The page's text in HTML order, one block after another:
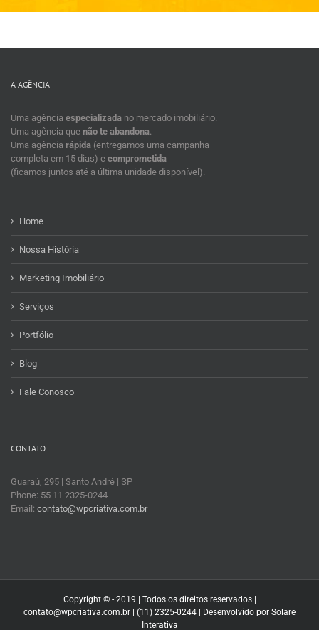
A AGÊNCIA
Uma agência especializada no mercado imobiliário.
Uma agência que não te abandona.
Uma agência rápida (entregamos uma campanha
completa em 15 dias) e comprometida
(ficamos juntos até a última unidade disponível).
Home
Nossa História
Marketing Imobiliário
Serviços
Portfólio
Blog
Fale Conosco
CONTATO
Guaraú, 295 | Santo André | SP
Phone: 55 11 2325-0244
Email: contato@wpcriativa.com.br
Copyright © - 2019 | Todos os direitos reservados |
contato@wpcriativa.com.br | (11) 2325-0244 | Desenvolvido por Solare
Interativa